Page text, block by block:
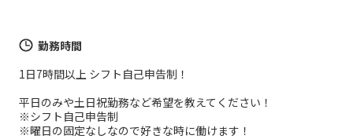
勤務時間
1日7時間以上 シフト自己申告制！
平日のみや土日祝勤務など希望を教えてください！
※シフト自己申告制
※曜日の固定なしなので好きな時に働けます！